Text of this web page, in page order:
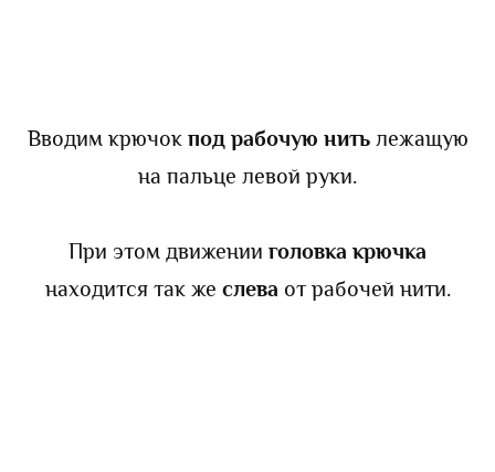
Вводим крючок под рабочую нитьлежащую
на пальце левой руки.
При этом движении головка крючка
находится так же слева от рабочей нити.